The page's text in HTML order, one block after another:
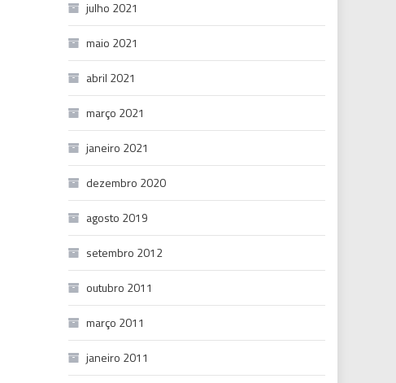
julho 2021
maio 2021
abril 2021
março 2021
janeiro 2021
dezembro 2020
agosto 2019
setembro 2012
outubro 2011
março 2011
janeiro 2011